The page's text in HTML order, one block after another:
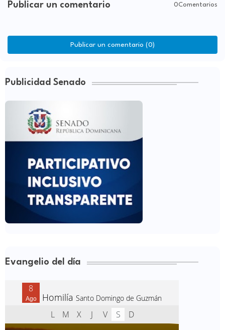
Publicar un comentario 0Comentarios
Publicar un comentario (0)
Publicidad Senado
Evangelio del día